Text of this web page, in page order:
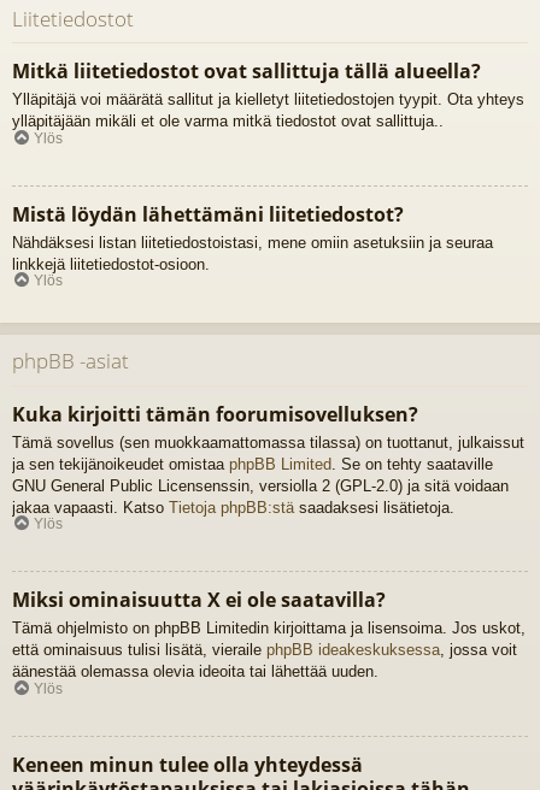
Liitetiedostot
Mitkä liitetiedostot ovat sallittuja tällä alueella?
Ylläpitäjä voi määrätä sallitut ja kielletyt liitetiedostojen tyypit. Ota yhteys
ylläpitäjään mikäli et ole varma mitkä tiedostot ovat sallittuja..
Ylös
Mistä löydän lähettämäni liitetiedostot?
Nähdäksesi listan liitetiedostoistasi, mene omiin asetuksiin ja seuraa
linkkejä liitetiedostot-osioon.
Ylös
phpBB -asiat
Kuka kirjoitti tämän foorumisovelluksen?
Tämä sovellus (sen muokkaamattomassa tilassa) on tuottanut, julkaissut
ja sen tekijänoikeudet omistaa phpBB Limited . Se on tehty saataville
GNU General Public Licensenssin, versiolla 2 (GPL-2.0) ja sitä voidaan
jakaa vapaasti. Katso Tietoja phpBB:stä saadaksesi lisätietoja.
Ylös
Miksi ominaisuutta X ei ole saatavilla?
Tämä ohjelmisto on phpBB Limitedin kirjoittama ja lisensoima. Jos uskot,
että ominaisuus tulisi lisätä, vieraile phpBB ideakeskuksessa, jossa voit
äänestää olemassa olevia ideoita tai lähettää uuden.
Ylös
Keneen minun tulee olla yhteydessä